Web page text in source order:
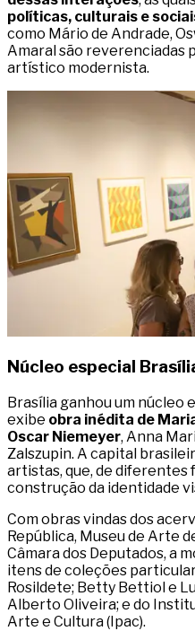
políticas, culturais e
como Mário de Andrade,
Amaral são reverenciadas
artístico modernista.
Núcleo especial
Brasília ganhou um núcleo
exibe obra inédita de
Oscar Niemeyer, Anna
Zalszupin. A capital
artistas, que, de
construção da identidade
Com obras vindas dos
República, Museu de Arte
Câmara dos Deputados, a
itens de coleções
Rosildete; Betty Bettiol e
Alberto Oliveira; e do
Arte e Cultura (Ipac).